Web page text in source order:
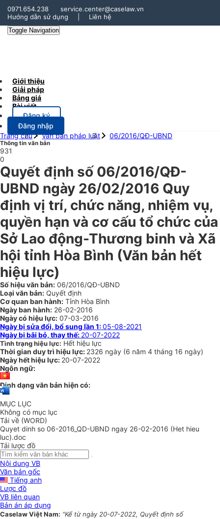
0971.654.238
service.center@caselaw.vn
Hướng dẫn sử dụng
Liên hệ
Toggle Navigation
Giới thiệu
Giải pháp
Bảng giá
Bài viết
Đăng ký
Đăng nhập
Trang chủ
Văn bản pháp luật 06/2016/QĐ-UBND
Thông tin văn bản
931
0
Quyết định số 06/2016/QĐ-
UBND ngày 26/02/2016 Quy
định vị trí, chức năng, nhiệm vụ,
quyền hạn và cơ cấu tổ chức của
Sở Lao động-Thương binh và Xã
hội tỉnh Hòa Bình (Văn bản hết
hiệu lực)
Số hiệu văn bản: 06/2016/QĐ-UBND
Loại văn bản: Quyết định
Cơ quan ban hành: Tỉnh Hòa Bình
Ngày ban hành: 26-02-2016
Ngày có hiệu lực: 07-03-2016
Ngày bị sửa đổi, bổ sung lần 1:05-08-2021
Ngày bị bãi bỏ, thay thế: 20-07-2022
Tình trạng hiệu lực: Hết hiệu lực
Thời gian duy trì hiệu lực: 2326 ngày (6 năm 4 tháng 16 ngày)
Ngày hết hiệu lực: 20-07-2022
Ngôn ngữ:
Định dạng văn bản hiện có:
MỤC LỤC
Không có mục lục
Tải về (WORD)
Quyet dinh so 06-2016_QD-UBND ngay 26-02-2016 (Het hieu
luc).doc
Tải lược đồ
Nội dung VB
Văn bản gốc
Tiếng anh
Lược đồ
VB liên quan
Bản án áp dụng
Caselaw Việt Nam: “Kể từ ngày 20-07-2022, Quyết định số